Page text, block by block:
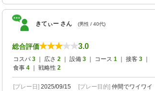
きてぃー さん (男性 / 40代)
総合評価 3.0
コスパ 3 ｜ 広さ 2 ｜ 設備 3 ｜ コース 1 ｜ 接客 3
食事 4 ｜ 戦略性 2
[プレー日] 2025/09/15 [プレー目的] 仲間でワイワイ